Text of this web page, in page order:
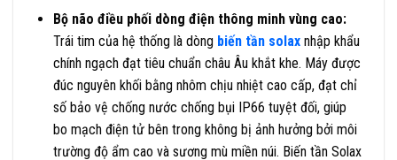
Bộ não điều phối dòng điện thông minh vùng cao:
Trái tim của hệ thống là dòng biến tần solaxnhập khẩu
chính ngạch đạt tiêu chuẩn châu Âu khắt khe. Máy được
đúc nguyên khối bằng nhôm chịu nhiệt cao cấp, đạt chỉ
số bảo vệ chống nước chống bụi IP66 tuyệt đối, giúp
bo mạch điện tử bên trong không bị ảnh hưởng bởi môi
trường độ ẩm cao và sương mù miền núi. Biến tần Solax